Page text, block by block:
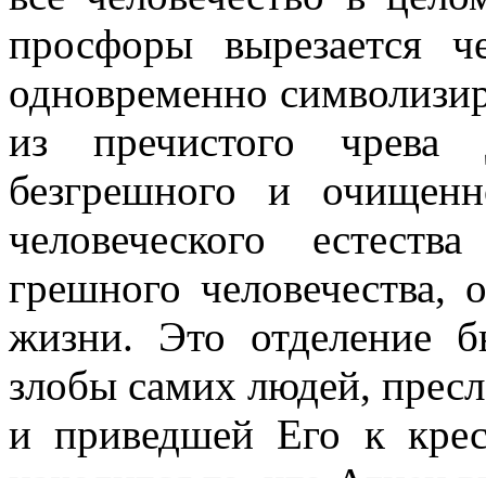
просфоры вырезается
одновременно
из пречистого
безгрешного и
человеческого
грешного
жизни. Это отделение
злобы самих людей,
и приведшей Его к